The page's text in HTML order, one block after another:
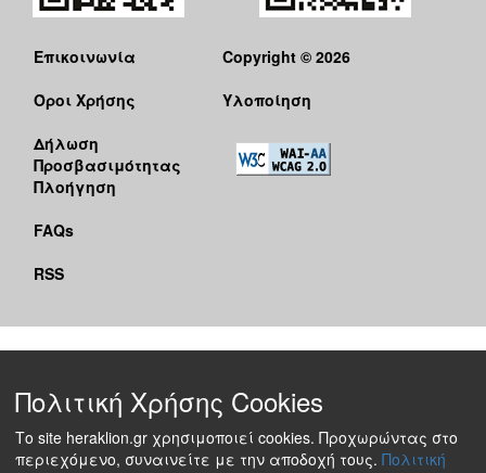
Επικοινωνία
Όροι Χρήσης
Δήλωση
Προσβασιμότητας
Πλοήγηση
FAQs
RSS
Copyright © 2026
Υλοποίηση
Πολιτική Χρήσης Cookies
Το site heraklion.gr χρησιμοποιεί cookies. Προχωρώντας στο
περιεχόμενο, συναινείτε με την αποδοχή τους. Πολιτική